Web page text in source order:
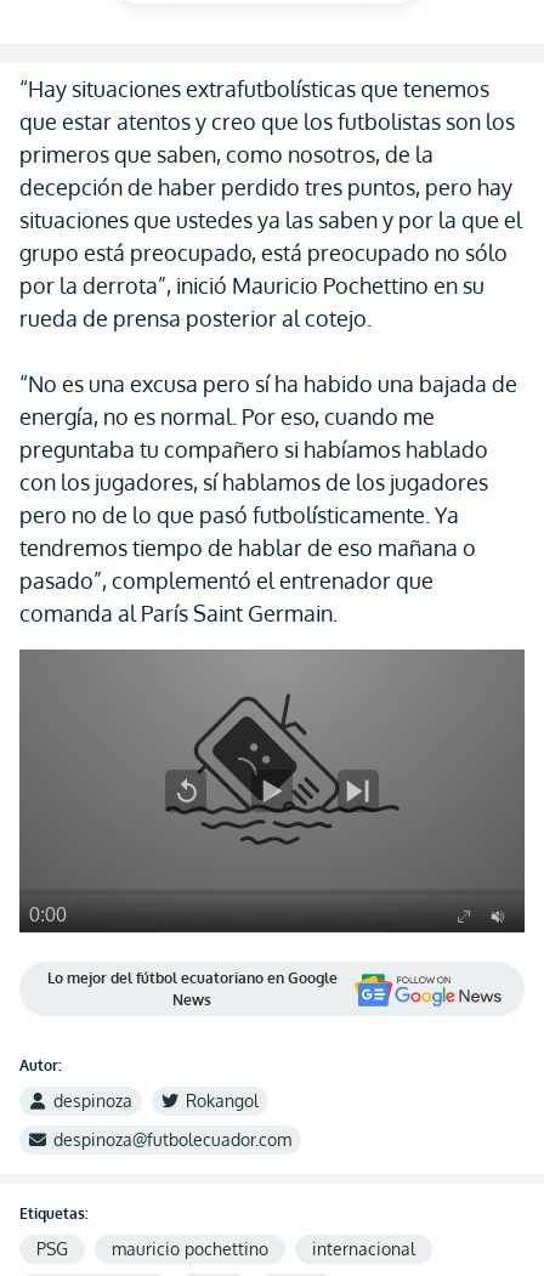
“Hay situaciones extrafutbolísticas que tenemos
que estar atentos y creo que los futbolistas son los
primeros que saben, como nosotros, de la
decepción de haber perdido tres puntos, pero hay
situaciones que ustedes ya las saben y por la que el
grupo está preocupado, está preocupado no sólo
por la derrota”, inició Mauricio Pochettino en su
rueda de prensa posterior al cotejo.
“No es una excusa pero sí ha habido una bajada de
energía, no es normal. Por eso, cuando me
preguntaba tu compañero si habíamos hablado
con los jugadores, sí hablamos de los jugadores
pero no de lo que pasó futbolísticamente. Ya
tendremos tiempo de hablar de eso mañana o
pasado”, complementó el entrenador que
comanda al París Saint Germain.
Lo mejor del fútbol ecuatoriano en Google
News
Autor:
despinoza
Rokangol
despinoza@futbolecuador.com
Etiquetas:
PSG mauricio pochettino internacional